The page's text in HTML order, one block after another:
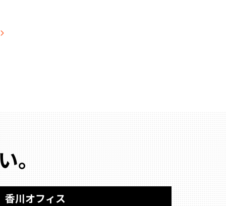
。
香川オフィス